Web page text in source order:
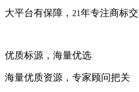
大平台有保障， 21 年专注商标
优质标源，海量优选
海量优质资源，专家顾问把关